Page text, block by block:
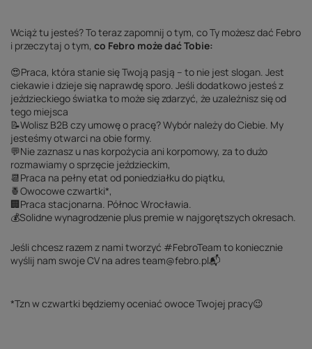
Wciąż tu jesteś? To teraz zapomnij o tym, co Ty możesz dać Febro
i przeczytaj o tym, co Febro może dać Tobie:
😍Praca, która stanie się Twoją pasją – to nie jest slogan. Jest
ciekawie i dzieje się naprawdę sporo. Jeśli dodatkowo jesteś z
jeździeckiego światka to może się zdarzyć, że uzależnisz się od
tego miejsca
📝Wolisz B2B czy umowę o pracę? Wybór należy do Ciebie. My
jesteśmy otwarci na obie formy.
💬Nie zaznasz u nas korpożycia ani korpomowy, za to dużo
rozmawiamy o sprzęcie jeździeckim,
📆Praca na pełny etat od poniedziałku do piątku,
🍍Owocowe czwartki*,
🏢Praca stacjonarna. Północ Wrocławia.
💰Solidne wynagrodzenie plus premie w najgorętszych okresach.
Jeśli chcesz razem z nami tworzyć #FebroTeam to koniecznie
wyślij nam swoje CV na adres team@febro.pl📬
*Tzn w czwartki będziemy oceniać owoce Twojej pracy😉